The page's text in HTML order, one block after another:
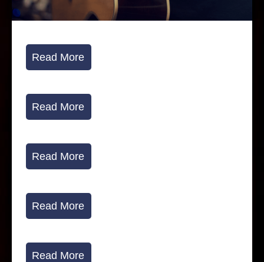
Read More
Read More
Read More
Read More
Read More